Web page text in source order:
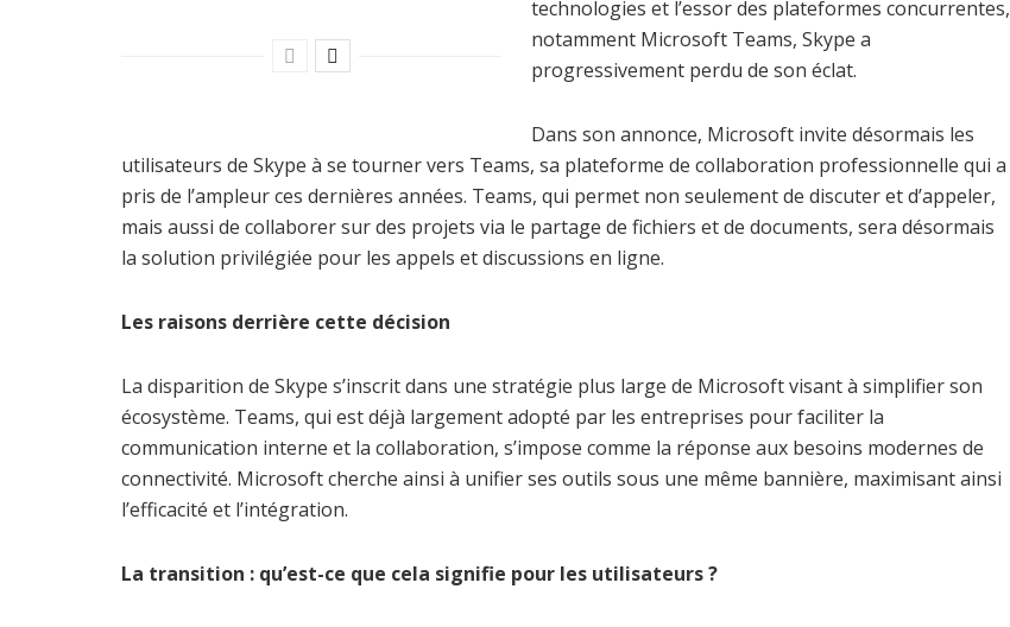
technologies et l’essor des plateformes concurrentes,
notamment Microsoft Teams, Skype a
progressivement perdu de son éclat.
Dans son annonce, Microsoft invite désormais les
utilisateurs de Skype à se tourner vers Teams, sa plateforme de collaboration professionnelle qui a
pris de l’ampleur ces dernières années. Teams, qui permet non seulement de discuter et d’appeler,
mais aussi de collaborer sur des projets via le partage de fichiers et de documents, sera désormais
la solution privilégiée pour les appels et discussions en ligne.
Les raisons derrière cette décision
La disparition de Skype s’inscrit dans une stratégie plus large de Microsoft visant à simplifier son
écosystème. Teams, qui est déjà largement adopté par les entreprises pour faciliter la
communication interne et la collaboration, s’impose comme la réponse aux besoins modernes de
connectivité. Microsoft cherche ainsi à unifier ses outils sous une même bannière, maximisant ainsi
l’efficacité et l’intégration.
La transition : qu’est-ce que cela signifie pour les utilisateurs ?